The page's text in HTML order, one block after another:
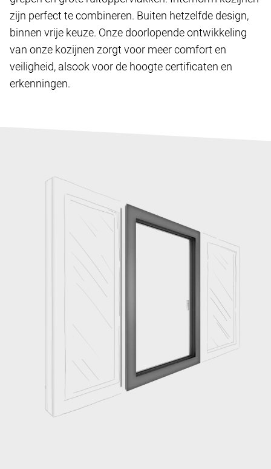
zijn perfect te combineren. Buiten hetzelfde design,
binnen vrije keuze. Onze doorlopende ontwikkeling
van onze kozijnen zorgt voor meer comfort en
veiligheid, alsook voor de hoogte certificaten en
erkenningen.